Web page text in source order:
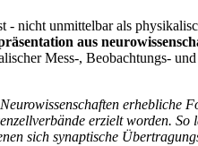
nicht unmittelbar als
aus
Mess-, Beobachtungs-
erhebliche
erzielt worden. So
sich synaptische